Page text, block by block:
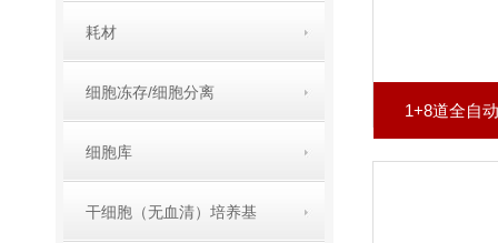
耗材
细胞冻存/细胞分离
细胞库
干细胞（无血清）培养基
1+8道全自